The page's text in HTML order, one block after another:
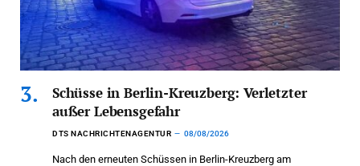
Schüsse in Berlin-Kreuzberg: Verletzter
außer Lebensgefahr
DTS NACHRICHTENAGENTUR 08/08/2026
Nach den erneuten Schüssen in Berlin-Kreuzberg am